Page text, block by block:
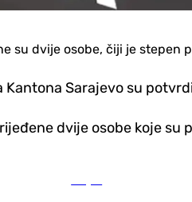
su dvije osobe, čiji je stepen
Sarajevo su
dvije osobe koje su